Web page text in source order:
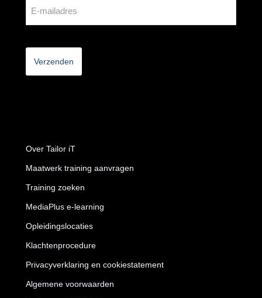
Over Tailor iT
Maatwerk training aanvragen
Training zoeken
MediaPlus e-learning
Opleidingslocaties
Klachtenprocedure
Privacyverklaring en cookiestatement
Algemene voorwaarden